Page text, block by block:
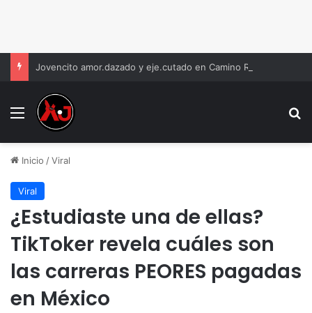
Jovencito amor.dazado y eje.cutado en Camino Real
Menu
Inicio /Viral
Viral
¿Estudiaste una de ellas?
TikToker revela cuáles son
las carreras PEORES pagadas
en México